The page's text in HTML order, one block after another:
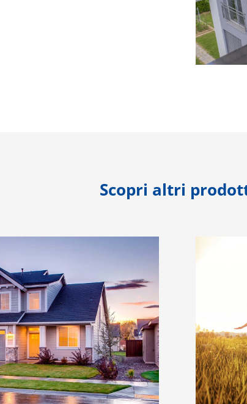
Scopri altri